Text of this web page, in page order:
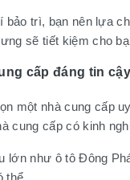
bảo trì, bạn nên lựa
sẽ tiết kiệm cho
cấp đáng tin cậy
một nhà cung cấp
cung cấp có kinh
lớn như ô tô Đông
thể.